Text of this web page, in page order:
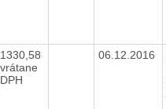
1330,58
vrátane
DPH
06.12.2016